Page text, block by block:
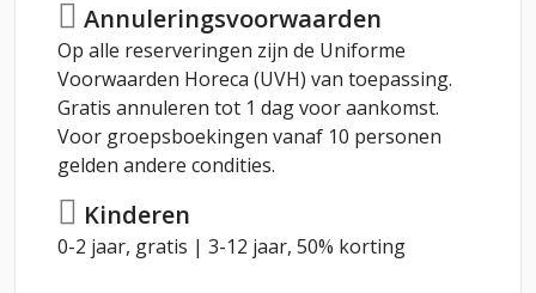
Annuleringsvoorwaarden
Op alle reserveringen zijn de Uniforme
Voorwaarden Horeca (UVH) van toepassing.
Gratis annuleren tot 1 dag voor aankomst.
Voor groepsboekingen vanaf 10 personen
gelden andere condities.
Kinderen
0-2 jaar, gratis | 3-12 jaar, 50% korting